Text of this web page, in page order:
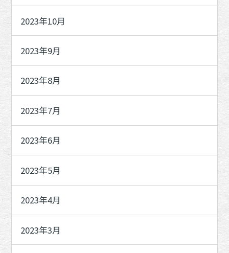
2023年10月
2023年9月
2023年8月
2023年7月
2023年6月
2023年5月
2023年4月
2023年3月